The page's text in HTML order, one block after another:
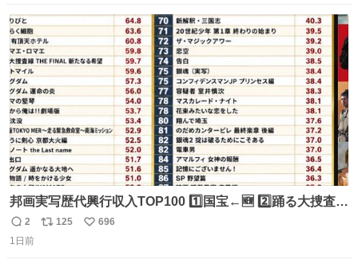
ト
数
数
邦画実写歴代興行収入TOP100 1️⃣国宝←🆕 2️⃣踊る大捜査線
THE MOVIE2 3️⃣南極物語 4️⃣踊る大捜査線 THE MOVIE 5️⃣
子猫物語 6️⃣劇場版コード・ブルー 7️⃣天と地と 8️⃣永遠の0
返
信
2
リ
125
い
696
1日前